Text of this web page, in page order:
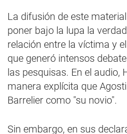
La difusión de este
poner bajo la lupa la
relación entre la víctima y
que generó intensos
las pesquisas. En el audio,
manera explícita que
Barrelier como "su novio".
Sin embargo, en sus